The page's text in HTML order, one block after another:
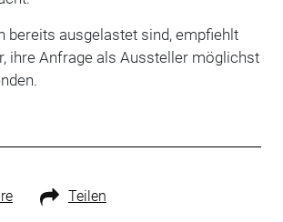
bereits ausgelastet sind, empfiehlt
ihre Anfrage als Aussteller möglichst
Teilen